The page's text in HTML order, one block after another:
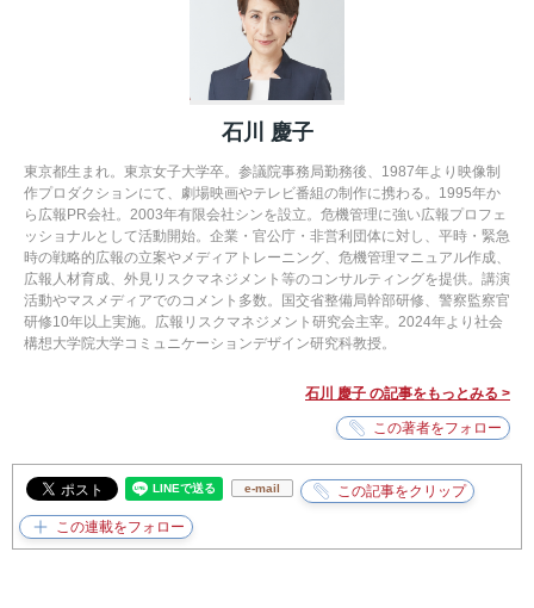
石川 慶子
東京都生まれ。東京女子大学卒。参議院事務局勤務後、1987年より映像制
作プロダクションにて、劇場映画やテレビ番組の制作に携わる。1995年か
ら広報PR会社。2003年有限会社シンを設立。危機管理に強い広報プロフェ
ッショナルとして活動開始。企業・官公庁・非営利団体に対し、平時・緊急
時の戦略的広報の立案やメディアトレーニング、危機管理マニュアル作成、
広報人材育成、外見リスクマネジメント等のコンサルティングを提供。講演
活動やマスメディアでのコメント多数。国交省整備局幹部研修、警察監察官
研修10年以上実施。広報リスクマネジメント研究会主宰。2024年より社会
構想大学院大学コミュニケーションデザイン研究科教授。
石川 慶子 の記事をもっとみる >
e-mail